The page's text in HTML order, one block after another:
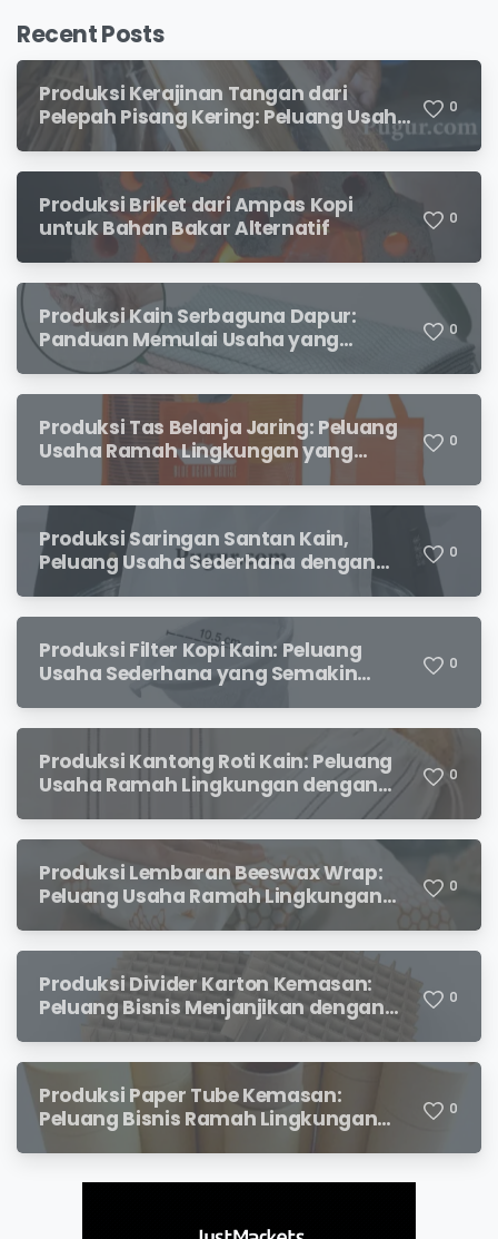
Recent Posts
Produksi Kerajinan Tangan dari
Pelepah Pisang Kering: Peluang Usaha
Kreatif Bernilai Jual
0
Produksi Briket dari Ampas Kopi
untuk Bahan Bakar Alternatif
0
Produksi Kain Serbaguna Dapur:
Panduan Memulai Usaha yang
Menjanjikan untuk Pebisnis Pemula
0
Produksi Tas Belanja Jaring: Peluang
Usaha Ramah Lingkungan yang
0
Produksi Saringan Santan Kain,
Peluang Usaha Sederhana dengan
Permintaan yang Terus Meningkat
0
Produksi Filter Kopi Kain: Peluang
Usaha Sederhana yang Semakin
Diminati Pecinta Kopi
0
Produksi Kantong Roti Kain: Peluang
Usaha Ramah Lingkungan dengan
0
Produksi Lembaran Beeswax Wrap:
Peluang Usaha Ramah Lingkungan
yang Menjanjikan
0
Produksi Divider Karton Kemasan:
Peluang Bisnis Menjanjikan dengan
Permintaan yang Terus Meningkat
0
Produksi Paper Tube Kemasan:
Peluang Bisnis Ramah Lingkungan
0